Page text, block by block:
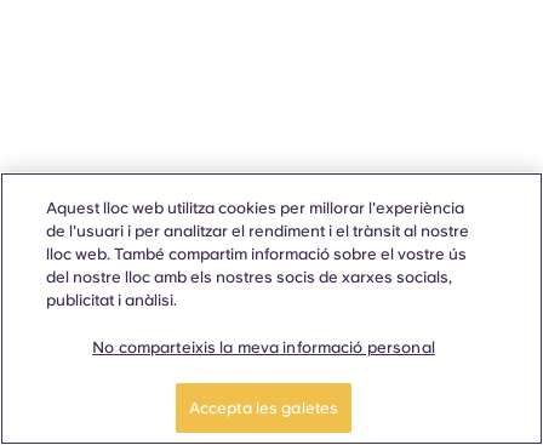
Aquest lloc web utilitza cookies per millorar l'experiència
de l'usuari i per analitzar el rendiment i el trànsit al nostre
lloc web. També compartim informació sobre el vostre ús
del nostre lloc amb els nostres socis de xarxes socials,
publicitat i anàlisi.
No comparteixis la meva informació personal
Accepta les galetes